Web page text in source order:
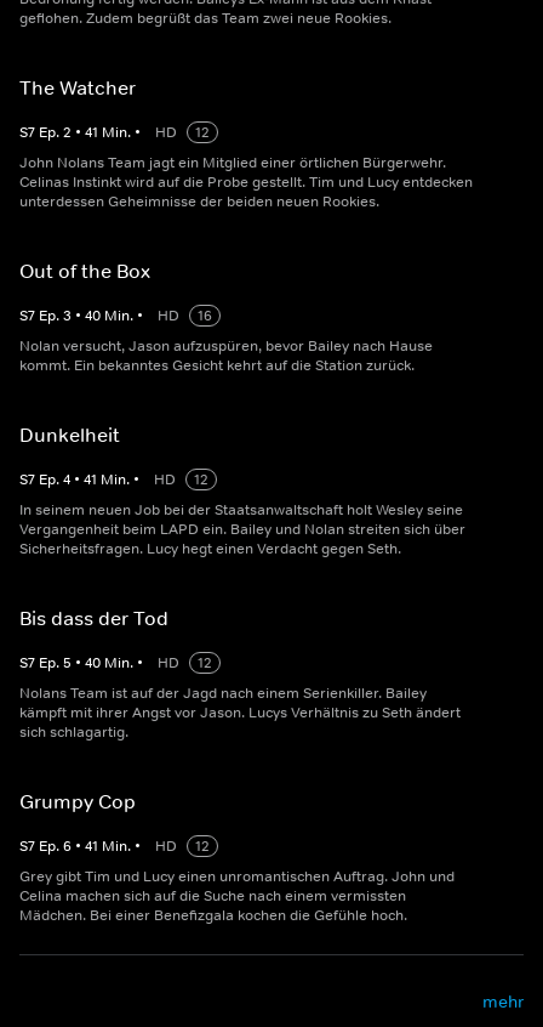
geflohen. Zudem begrüßt das Team zwei neue Rookies.
The Watcher
S7 Ep.2 • 41 Min. • HD
12
John Nolans Team jagt ein Mitglied einer örtlichen Bürgerwehr.
Celinas Instinkt wird auf die Probe gestellt. Tim und Lucy entdecken
unterdessen Geheimnisse der beiden neuen Rookies.
Out of the Box
S7 Ep.3 • 40 Min. • HD
16
Nolan versucht, Jason aufzuspüren, bevor Bailey nach Hause
kommt. Ein bekanntes Gesicht kehrt auf die Station zurück.
Dunkelheit
S7 Ep.4 • 41 Min. • HD
12
In seinem neuen Job bei der Staatsanwaltschaft holt Wesley seine
Vergangenheit beim LAPD ein. Bailey und Nolan streiten sich über
Sicherheitsfragen. Lucy hegt einen Verdacht gegen Seth.
Bis dass der Tod
S7 Ep.5 • 40 Min. • HD
12
Nolans Team ist auf der Jagd nach einem Serienkiller. Bailey
kämpft mit ihrer Angst vor Jason. Lucys Verhältnis zu Seth ändert
sich schlagartig.
Grumpy Cop
S7 Ep.6 • 41 Min. • HD
12
Grey gibt Tim und Lucy einen unromantischen Auftrag. John und
Celina machen sich auf die Suche nach einem vermissten
Mädchen. Bei einer Benefizgala kochen die Gefühle hoch.
mehr